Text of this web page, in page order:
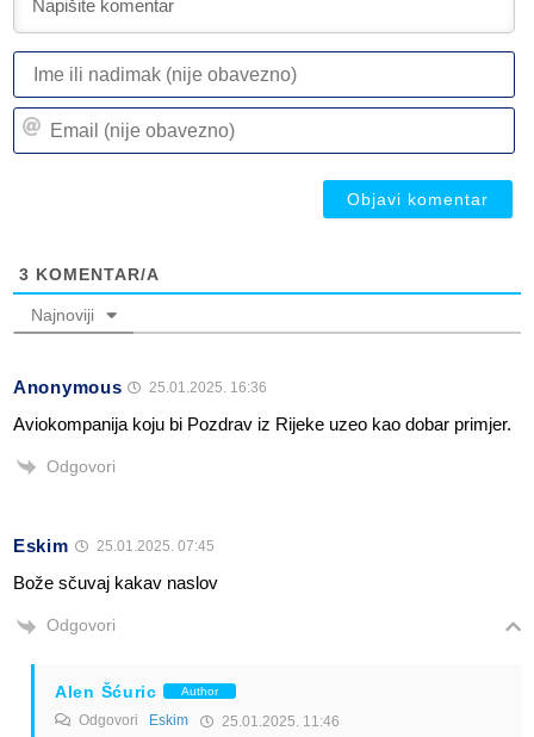
3 KOMENTAR/A
Najnoviji
Anonymous 25.01.2025. 16:36
Aviokompanija koju bi Pozdrav iz Rijeke uzeo kao dobar primjer.
Odgovori
Eskim 25.01.2025. 07:45
Bože sčuvaj kakav naslov
Odgovori
Alen Šćuric Author
Odgovori Eskim 25.01.2025. 11:46